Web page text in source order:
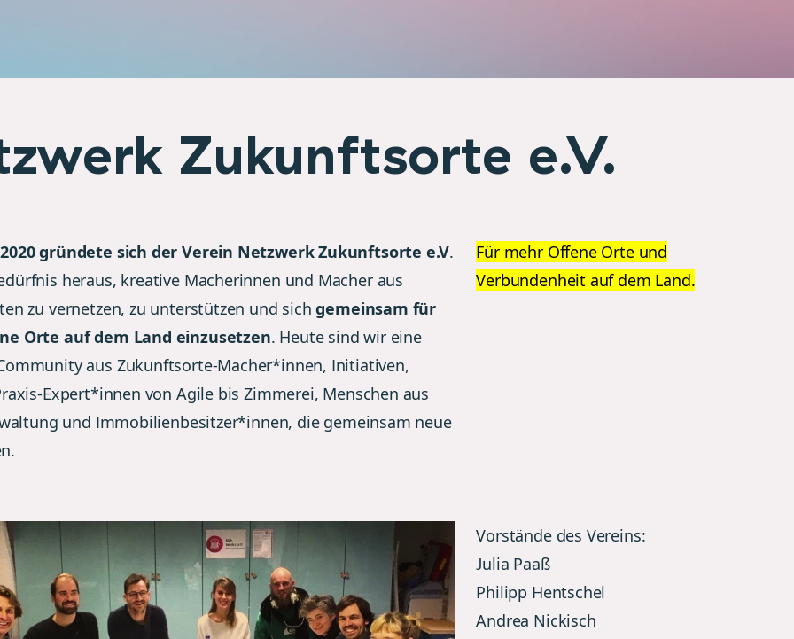
Zukunftsorte e.V.
gründete sich der Verein Netzwerk Zukunftsorte e.V.
heraus, kreative Macherinnen und Macher aus
zu vernetzen, zu unterstützen und sichgemeinsam für
Orte auf dem Land einzusetzen. Heute sind wir eine
aus Zukunftsorte-Macher*innen, Initiativen,
Expert*innen von Agile bis Zimmerei, Menschen aus
und Immobilienbesitzer*innen, die gemeinsam neue
Für mehr Offene Orte und
Verbundenheit auf dem Land.
Vorstände des Vereins:
Julia Paaß
Philipp Hentschel
Andrea Nickisch